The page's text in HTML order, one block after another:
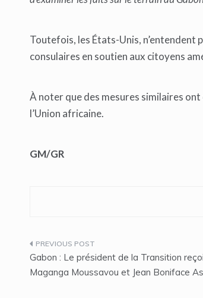
Toutefois, les États-Unis,
consulaires en soutien aux citoyens
À noter que des mesures similaires
l’Union africaine.
GM/GR
Navigation
de
Gabon : Le président de la Transition
Maganga Moussavou et Jean Boniface